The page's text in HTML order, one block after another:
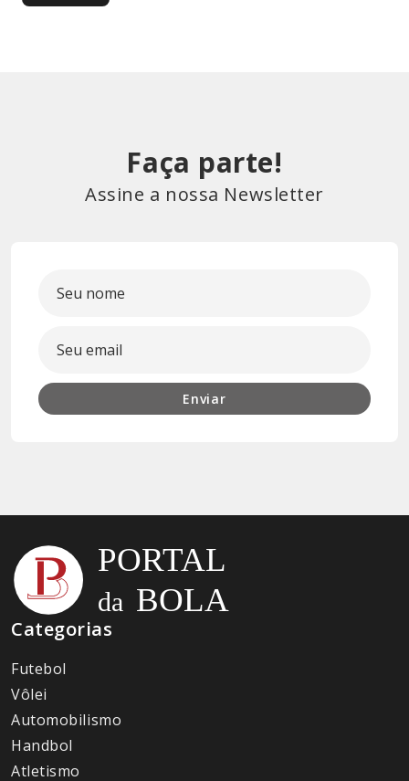
Faça parte!
Assine a nossa Newsletter
Enviar
Categorias
Futebol
Vôlei
Automobilismo
Handbol
Atletismo